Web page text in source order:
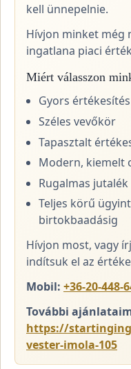
kell ünnepelnie.
Hívjon minket még
ingatlana piaci
Miért válasszon
Gyors értékesítés
Széles vevőkör
Tapasztalt
Modern, kiemelt
Rugalmas jutalék
Teljes körű
birtokbaadásig
Hívjon most, vagy
indítsuk el az
Mobil: +36-20-448-
További
https://
vester-imola-105